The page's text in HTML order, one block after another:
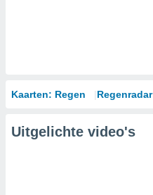
Kaarten: Regen Regenradar
Uitgelichte video's